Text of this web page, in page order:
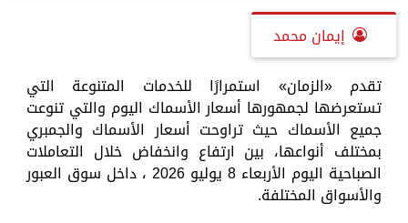
إيمان محمد
تقدم «الزمان» استمرارًا للخدمات المتنوعة التي
تستعرضها لجمهورها أسعار الأسماك اليوم والتي تنوعت
جميع الأسماك حيث تراوحت أسعار الأسماك والجمبري
بمختلف أنواعها، بين ارتفاع وانخفاض خلال التعاملات
الصباحية اليوم الأربعاء 8 يوليو 2026 ، داخل سوق العبور
والأسواق المختلفة.